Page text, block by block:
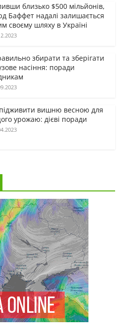
близько $500 мільйонів,
Баффет надалі залишається
своєму шляху в Україні
збирати та зберігати
насіння: поради
вишню весною для
урожаю: дієві поради